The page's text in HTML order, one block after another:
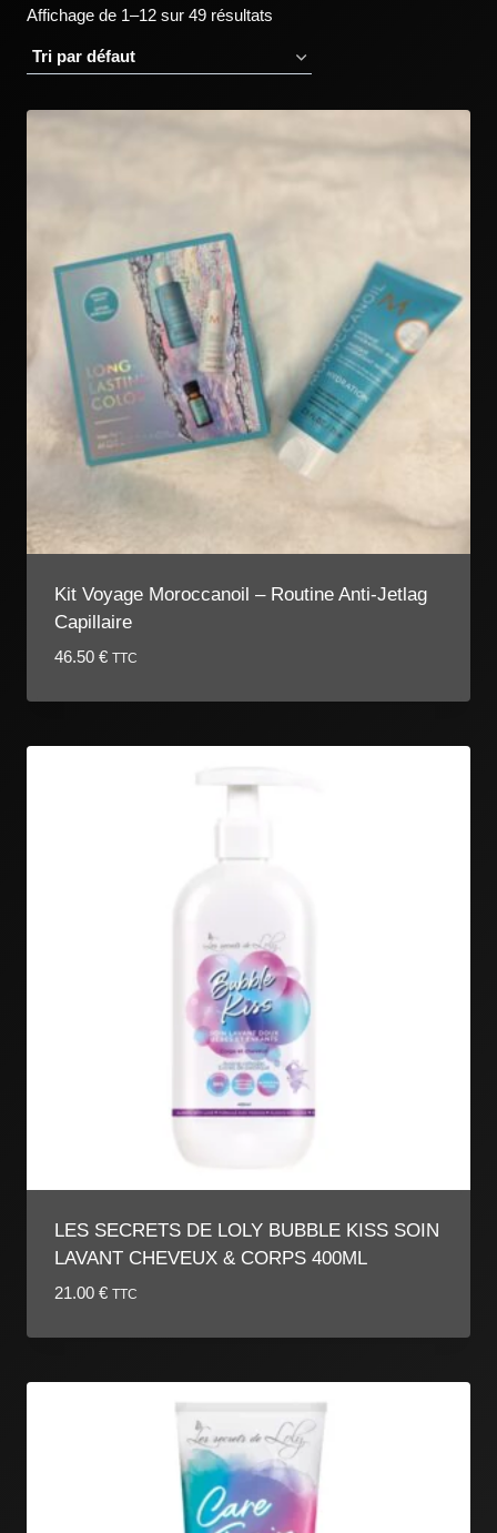
Affichage de 1–12 sur 49 résultats
Kit Voyage Moroccanoil – Routine Anti-Jetlag
Capillaire
46.50 € TTC
LES SECRETS DE LOLY BUBBLE KISS SOIN
LAVANT CHEVEUX & CORPS 400ML
21.00 € TTC